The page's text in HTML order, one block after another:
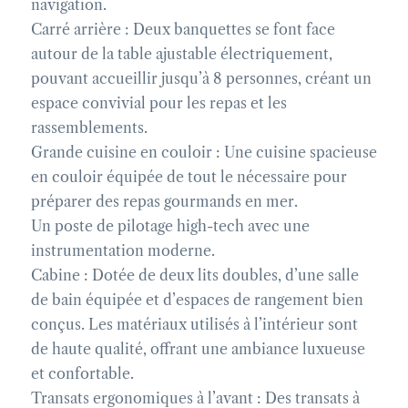
navigation.
Carré arrière : Deux banquettes se font face
autour de la table ajustable électriquement,
pouvant accueillir jusqu’à 8 personnes, créant un
espace convivial pour les repas et les
rassemblements.
Grande cuisine en couloir : Une cuisine spacieuse
en couloir équipée de tout le nécessaire pour
préparer des repas gourmands en mer.
Un poste de pilotage high-tech avec une
instrumentation moderne.
Cabine : Dotée de deux lits doubles, d’une salle
de bain équipée et d’espaces de rangement bien
conçus. Les matériaux utilisés à l’intérieur sont
de haute qualité, offrant une ambiance luxueuse
et confortable.
Transats ergonomiques à l’avant : Des transats à